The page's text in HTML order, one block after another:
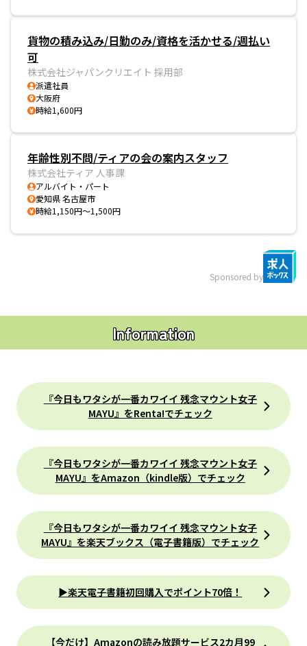
貨物の積み込み/日勤のみ/資格を活かせる/週払い
可
株式会社ジャパンクリエイト 採用部
派遣社員
大阪府
時給1,600円
年齢性別不問/ティアの会の案内スタッフ
株式会社ティア 人事課
アルバイト・パート
愛知県 名古屋市
時給1,150円～1,500円
Sponsored by
Information
『今日もワタシが一番カワイイ 残念マウント女子
MAYU』をRenta!でチェック
『今日もワタシが一番カワイイ 残念マウント女子
MAYU』をAmazon（kindle版）でチェック
『今日もワタシが一番カワイイ 残念マウント女子
MAYU』を楽天ブックス（電子書籍版）でチェック
▶楽天電子書籍初回購入でポイント70倍！
【今だけ】Amazonの読み放題サービス2カ月99